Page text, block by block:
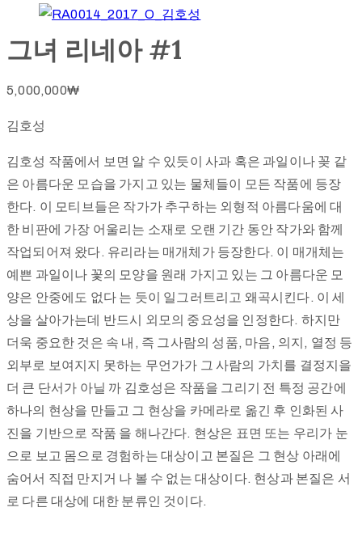
그녀 리네아 #1
5,000,000₩
김호성
김호성 작품에서 보면 알 수 있듯이 사과 혹은 과일이나 꽂 같
은 아름다운 모습을 가지고 있는 물체들이 모든 작품에 등장
한다. 이 모티브들은 작가가 추구하는 외형적 아름다움에 대
한 비판에 가장 어울리는 소재로 오랜 기간 동안 작가와 함께
작업되어져 왔다. 유리라는 매개체가 등장한다. 이 매개체는
예쁜 과일이나 꽃의 모양을 원래 가지고 있는 그 아름다운 모
양은 안중에도 없다 는 듯이 일그러트리고 왜곡시킨다. 이 세
상을 살아가는데 반드시 외모의 중요성을 인정한다. 하지만
더욱 중요한 것은 속 내, 즉 그사람의 성품, 마음, 의지, 열정 등
외부로 보여지지 못하는 무언가가 그 사람의 가치를 결정지을
더 큰 단서가 아닐 까 김호성은 작품을 그리기 전 특정 공간에
하나의 현상을 만들고 그 현상을 카메라로 옮긴 후 인화된 사
진을 기반으로 작품 을 해나간다. 현상은 표면 또는 우리가 눈
으로 보고 몸으로 경험하는 대상이고 본질은 그 현상 아래에
숨어서 직접 만지거 나 볼 수 없는 대상이다. 현상과 본질은 서
로 다른 대상에 대한 분류인 것이다.